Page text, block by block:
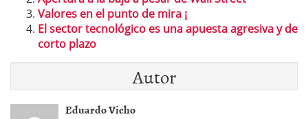
Valores en el punto de mira ¡
El sector tecnológico es una apuesta agresiva y de
corto plazo
Autor
Eduardo Vicho